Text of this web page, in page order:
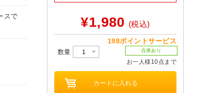
スで
¥1,980 (税込)
198ポイントサービス
数量 在庫あり
お一人様10点まで